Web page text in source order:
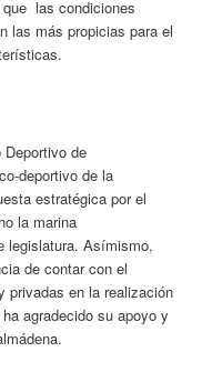
que las condiciones
las más propicias para el
de
deportivo de la
estratégica por el
la marina
legislatura. Asímismo,
de contar con el
privadas en la realización
agradecido su apoyo y